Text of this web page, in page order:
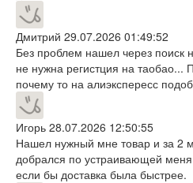
Дмитрий 29.07.2026 01:49:52
Без проблем нашел через поиск
не нужна регистция на таобао...
почему то на алиэкспересс
Игорь 28.07.2026 12:50:55
Нашел нужный мне товар и за 2
добрался по устраивающей
если бы доставка была быстрее.